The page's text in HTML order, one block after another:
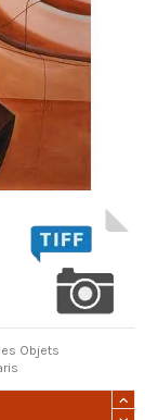
Objets